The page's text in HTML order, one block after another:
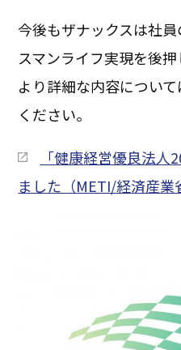
今後もザナックスは社
スマンライフ実現を後押
より詳細な内容につい
ください。
「健康経営優良法
ました（METI/経済産業